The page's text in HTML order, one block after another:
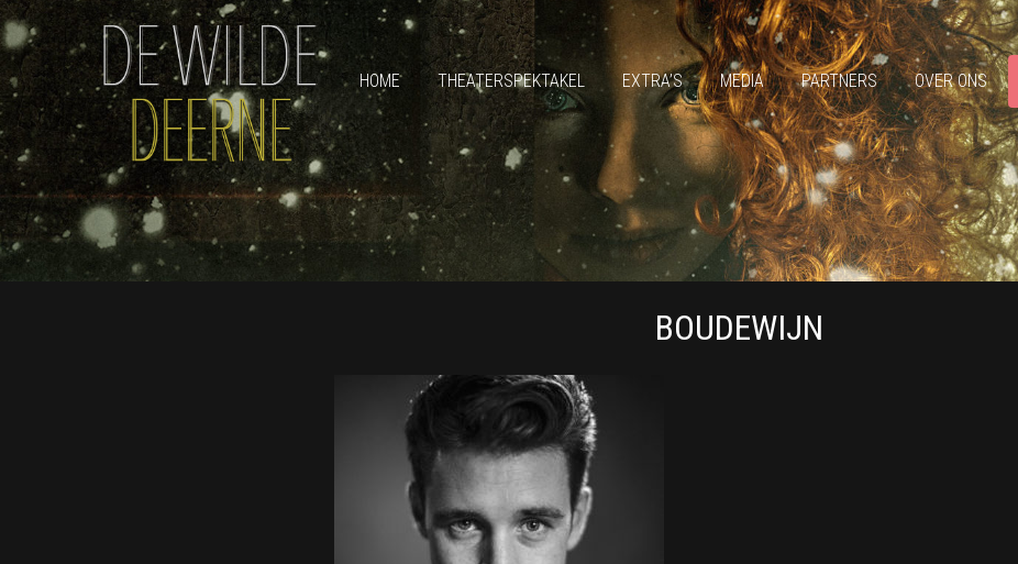
HOME THEATERSPEKTAKEL EXTRA’S MEDIA PARTNERS OVER ONS
BOUDEWIJN